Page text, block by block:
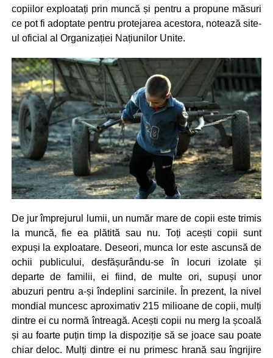
copiilor exploatați prin muncă și pentru a propune măsuri
ce pot fi adoptate pentru protejarea acestora, notează site-
ul oficial al Organizației Națiunilor Unite.
De jur împrejurul lumii, un număr mare de copii este trimis
la muncă, fie ea plătită sau nu. Toți acești copii sunt
expuși la exploatare. Deseori, munca lor este ascunsă de
ochii publicului, desfășurându-se în locuri izolate și
departe de familii, ei fiind, de multe ori, supuși unor
abuzuri pentru a-și îndeplini sarcinile. În prezent, la nivel
mondial muncesc aproximativ 215 milioane de copii, mulți
dintre ei cu normă întreagă. Acești copii nu merg la școală
și au foarte puțin timp la dispoziție să se joace sau poate
chiar deloc. Mulți dintre ei nu primesc hrană sau îngrijire